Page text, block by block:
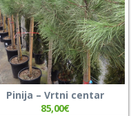
Pinija – Vrtni centar
85,00€